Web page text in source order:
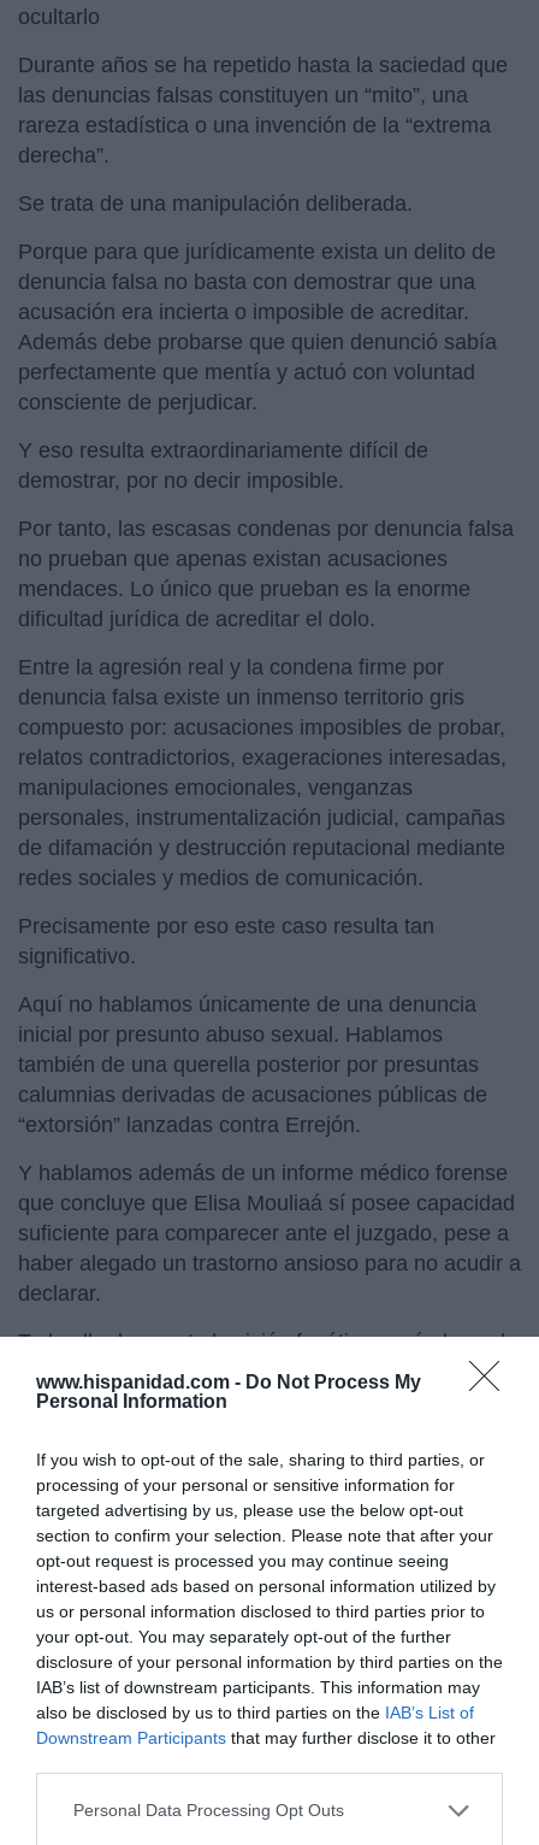
www.hispanidad.com - Do Not Process My
Personal Information
If you wish to opt-out of the sale, sharing to third parties, or
processing of your personal or sensitive information for
targeted advertising by us, please use the below opt-out
section to confirm your selection. Please note that after your
opt-out request is processed you may continue seeing
interest-based ads based on personal information utilized by
us or personal information disclosed to third parties prior to
your opt-out. You may separately opt-out of the further
disclosure of your personal information by third parties on the
IAB’s list of downstream participants. This information may
also be disclosed by us to third parties on the IAB’s List of
Downstream Participants that may further disclose it to other
Personal Data Processing Opt Outs
ocultarlo
Durante años se ha repetido hasta la saciedad que
las denuncias falsas constituyen un “mito”, una
rareza estadística o una invención de la “extrema
derecha”.
Se trata de una manipulación deliberada.
Porque para que jurídicamente exista un delito de
denuncia falsa no basta con demostrar que una
acusación era incierta o imposible de acreditar.
Además debe probarse que quien denunció sabía
perfectamente que mentía y actuó con voluntad
consciente de perjudicar.
Y eso resulta extraordinariamente difícil de
demostrar, por no decir imposible.
Por tanto, las escasas condenas por denuncia falsa
no prueban que apenas existan acusaciones
mendaces. Lo único que prueban es la enorme
dificultad jurídica de acreditar el dolo.
Entre la agresión real y la condena firme por
denuncia falsa existe un inmenso territorio gris
compuesto por: acusaciones imposibles de probar,
relatos contradictorios, exageraciones interesadas,
manipulaciones emocionales, venganzas
personales, instrumentalización judicial, campañas
de difamación y destrucción reputacional mediante
redes sociales y medios de comunicación.
Precisamente por eso este caso resulta tan
significativo.
Aquí no hablamos únicamente de una denuncia
inicial por presunto abuso sexual. Hablamos
también de una querella posterior por presuntas
calumnias derivadas de acusaciones públicas de
“extorsión” lanzadas contra Errejón.
Y hablamos además de un informe médico forense
que concluye que Elisa Mouliaá sí posee capacidad
suficiente para comparecer ante el juzgado, pese a
haber alegado un trastorno ansioso para no acudir a
declarar.
Todo ello desmonta la visión fanática según la cual
basta proclamarse víctima para quedar
automáticamente situada fuera de cualquier análisis
El miedo como herramienta de control social
El resultado de todo ello ha sido la instauración
progresiva de un clima de miedo profundamente
corrosivo. Miedo a una ruptura conflictiva. Miedo a
una acusación imposible de desmontar
rápidamente. Miedo a que una simple denuncia
baste para activar una maquinaria policial y judicial
devastadora. Ese miedo no afecta únicamente a
culpables reales. Afecta también a millones de
ciudadanos normales que observan cómo la mera
acusación puede bastar para destruir una vida.